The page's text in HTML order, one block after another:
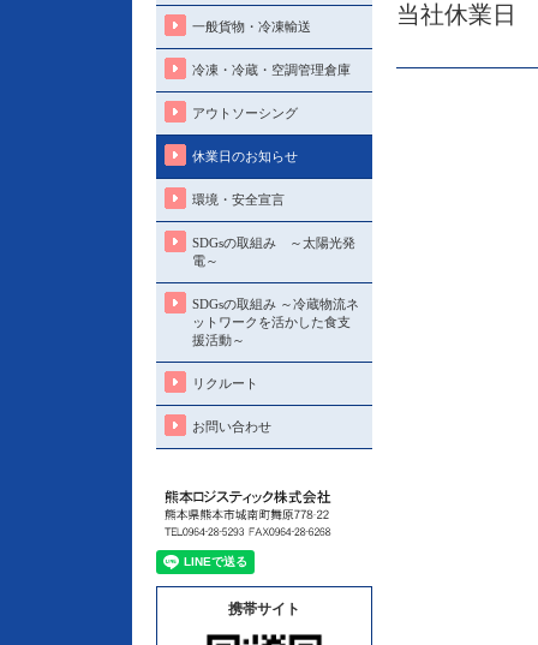
当社休業日
一般貨物・冷凍輸送
冷凍・冷蔵・空調管理倉庫
アウトソーシング
休業日のお知らせ
環境・安全宣言
SDGsの取組み ～太陽光発
電～
SDGsの取組み ～冷蔵物流ネ
ットワークを活かした食支
援活動～
リクルート
お問い合わせ
携帯サイト